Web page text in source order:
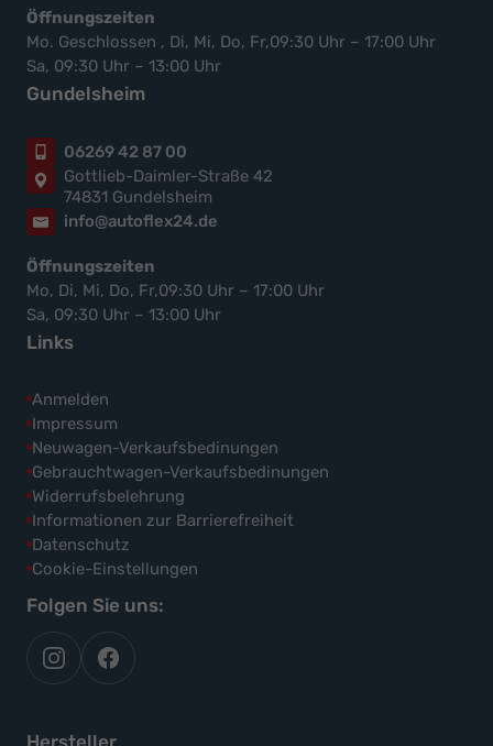
Öffnungszeiten
Mo. Geschlossen , Di, Mi, Do, Fr,09:30 Uhr – 17:00 Uhr
Sa, 09:30 Uhr – 13:00 Uhr
Gundelsheim
06269 42 87 00
Gottlieb-Daimler-Straße 42
74831 Gundelsheim
info@autoflex24.de
Öffnungszeiten
Mo, Di, Mi, Do, Fr,09:30 Uhr – 17:00 Uhr
Sa, 09:30 Uhr – 13:00 Uhr
Links
Anmelden
Impressum
Neuwagen-Verkaufsbedinungen
Gebrauchtwagen-Verkaufsbedinungen
Widerrufsbelehrung
Informationen zur Barrierefreiheit
Datenschutz
Cookie-Einstellungen
Folgen Sie uns:
autoflex
auf
autoflex24
auf